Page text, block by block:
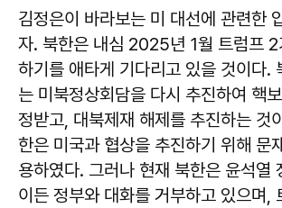
김정은이 바라보는 미 대선에 관련한
자. 북한은 내심 2025년 1월 트럼프 2
하기를 애타게 기다리고 있을 것이다.
는 미북정상회담을 다시 추진하여 핵
정받고, 대북제재 해제를 추진하는 것
한은 미국과 협상을 추진하기 위해 문
용하였다. 그러나 현재 북한은 윤석열
이든 정부와 대화를 거부하고 있으며,